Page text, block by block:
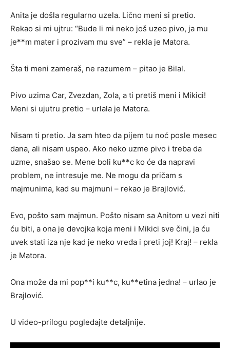
Anita je došla regularno uzela. Lično meni si pretio.
Rekao si mi ujtru: “Bude li mi neko još uzeo pivo, ja mu
je**m mater i prozivam mu sve” – rekla je Matora.
Šta ti meni zameraš, ne razumem – pitao je Bilal.
Pivo uzima Car, Zvezdan, Zola, a ti pretiš meni i Mikici!
Meni si ujutru pretio – urlala je Matora.
Nisam ti pretio. Ja sam hteo da pijem tu noć posle mesec
dana, ali nisam uspeo. Ako neko uzme pivo i treba da
uzme, snašao se. Mene boli ku**c ko će da napravi
problem, ne intresuje me. Ne mogu da pričam s
majmunima, kad su majmuni – rekao je Brajlović.
Evo, pošto sam majmun. Pošto nisam sa Anitom u vezi niti
ću biti, a ona je devojka koja meni i Mikici sve čini, ja ću
uvek stati iza nje kad je neko vređa i preti joj! Kraj! – rekla
je Matora.
Ona može da mi pop**i ku**c, ku**etina jedna! – urlao je
Brajlović.
U video-prilogu pogledajte detaljnije.